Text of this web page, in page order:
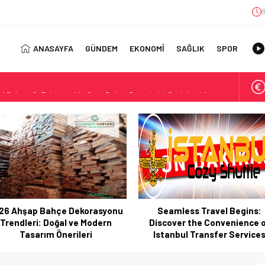
ANASAYFA GÜNDEM EKONOMİ SAĞLIK SPOR
Trendleri: Doğal ve Modern Tasarım Önerileri
Uzun Vadede Sosyal Medya Başarısı Nasıl Sağlanır?
Discover the Convenience of Istanbul Transfer Services
Kız Öğrenci Yurtları
Maliyetlerle Verimlilik Sağlayın
Your Canada Immigration Guide Awaits
Diş Tedavisinin Yeni Yüzü
Dünyada Öne Çıkan Bir İsim
Seamless Travel Begins:
Discover the Convenience of
Istanbul Transfer Services
İstanbul’da Güvenli ve
Kız Öğrenci Yurtları